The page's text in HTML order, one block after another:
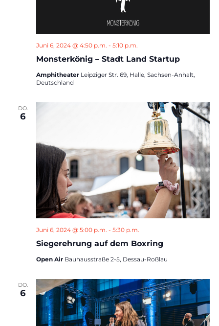
Monsterkönig – Stadt Land Startup
Juni 6, 2024 @ 4:50 p.m. - 5:10 p.m.
Amphitheater Leipziger Str. 69, Halle, Sachsen-Anhalt,
Deutschland
DO.
6
Siegerehrung auf dem Boxring
Juni 6, 2024 @ 5:00 p.m. - 5:30 p.m.
Open Air Bauhausstraße 2-5, Dessau-Roßlau
DO.
6